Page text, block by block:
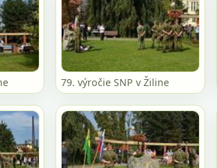
79. výročie SNP v Žiline